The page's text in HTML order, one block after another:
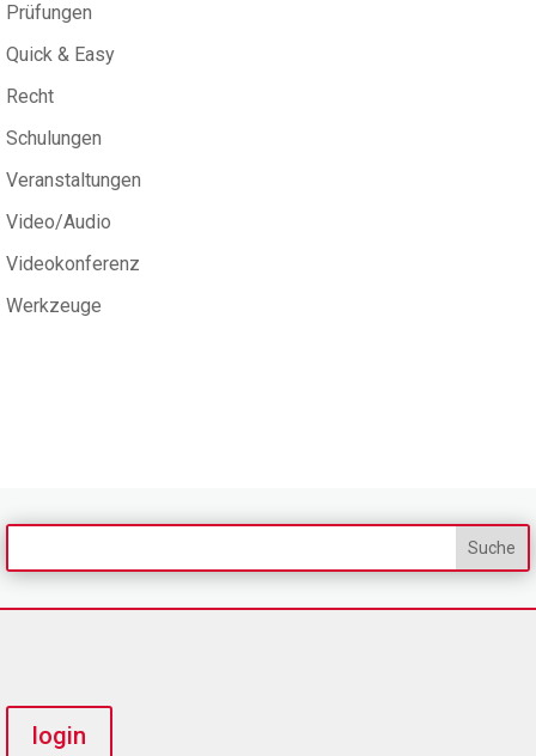
Prüfungen
Quick & Easy
Recht
Schulungen
Veranstaltungen
Video/Audio
Videokonferenz
Werkzeuge
login